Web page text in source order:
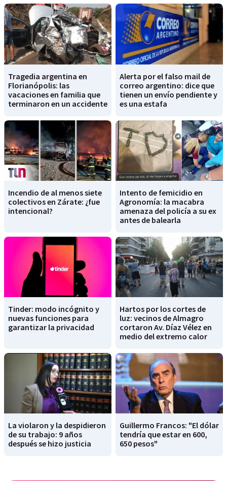
Tragedia argentina en
Florianópolis: las
vacaciones en familia que
terminaron en un accidente
Alerta por el falso mail de
correo argentino: dice que
tienen un envío pendiente y
es una estafa
Incendio de al menos siete
colectivos en Zárate: ¿fue
intencional?
Intento de femicidio en
Agronomía: la macabra
amenaza del policía a su ex
antes de balearla
Tinder: modo incógnito y
nuevas funciones para
garantizar la privacidad
Hartos por los cortes de
luz: vecinos de Almagro
cortaron Av. Díaz Vélez en
medio del extremo calor
La violaron y la despidieron
de su trabajo: 9 años
después se hizo justicia
Guillermo Francos: "El dólar
tendría que estar en 600,
650 pesos"